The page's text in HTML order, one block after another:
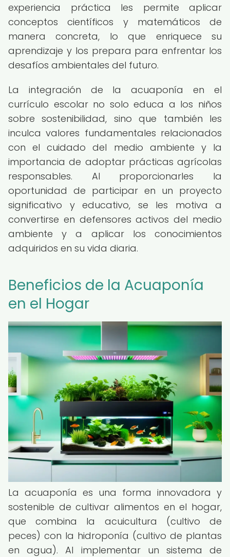
experiencia práctica les permite aplicar
conceptos científicos y matemáticos de
manera concreta, lo que enriquece su
aprendizaje y los prepara para enfrentar los
desafíos ambientales del futuro.
La integración de la acuaponía en el
currículo escolar no solo educa a los niños
sobre sostenibilidad, sino que también les
inculca valores fundamentales relacionados
con el cuidado del medio ambiente y la
importancia de adoptar prácticas agrícolas
responsables. Al proporcionarles la
oportunidad de participar en un proyecto
significativo y educativo, se les motiva a
convertirse en defensores activos del medio
ambiente y a aplicar los conocimientos
adquiridos en su vida diaria.
Beneficios de la Acuaponía
en el Hogar
La acuaponía es una forma innovadora y
sostenible de cultivar alimentos en el hogar,
que combina la acuicultura (cultivo de
peces) con la hidroponía (cultivo de plantas
en agua). Al implementar un sistema de